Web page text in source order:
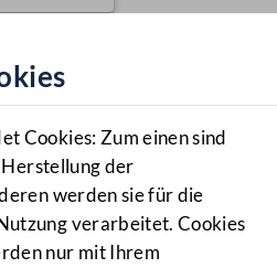
Cookies: Zum einen sind
der
werden sie für die
verarbeitet. Cookies
nur mit Ihrem